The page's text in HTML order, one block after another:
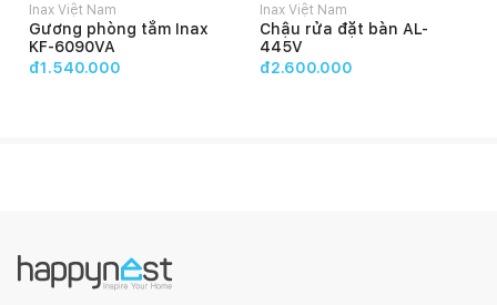
Inax Việt Nam
Gương phòng tắm Inax
KF-6090VA
đ1.540.000
Inax Việt Nam
Chậu rửa đặt bàn AL-
445V
đ2.600.000